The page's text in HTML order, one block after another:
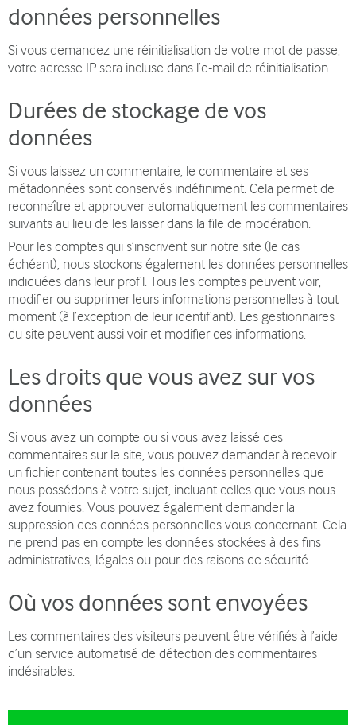
données personnelles
Si vous demandez une réinitialisation de votre mot de passe,
votre adresse IP sera incluse dans l’e-mail de réinitialisation.
Durées de stockage de vos
données
Si vous laissez un commentaire, le commentaire et ses
métadonnées sont conservés indéfiniment. Cela permet de
reconnaître et approuver automatiquement les commentaires
suivants au lieu de les laisser dans la file de modération.
Pour les comptes qui s’inscrivent sur notre site (le cas
échéant), nous stockons également les données personnelles
indiquées dans leur profil. Tous les comptes peuvent voir,
modifier ou supprimer leurs informations personnelles à tout
moment (à l’exception de leur identifiant). Les gestionnaires
du site peuvent aussi voir et modifier ces informations.
Les droits que vous avez sur vos
données
Si vous avez un compte ou si vous avez laissé des
commentaires sur le site, vous pouvez demander à recevoir
un fichier contenant toutes les données personnelles que
nous possédons à votre sujet, incluant celles que vous nous
avez fournies. Vous pouvez également demander la
suppression des données personnelles vous concernant. Cela
ne prend pas en compte les données stockées à des fins
administratives, légales ou pour des raisons de sécurité.
Où vos données sont envoyées
Les commentaires des visiteurs peuvent être vérifiés à l’aide
d’un service automatisé de détection des commentaires
indésirables.